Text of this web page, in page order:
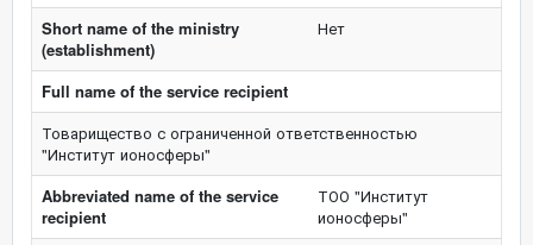
Short name of the ministry
(establishment)
Нет
Full name of the service recipient
Товарищество с ограниченной ответственностью
"Институт ионосферы"
Abbreviated name of the service
recipient
ТОО "Институт
ионосферы"